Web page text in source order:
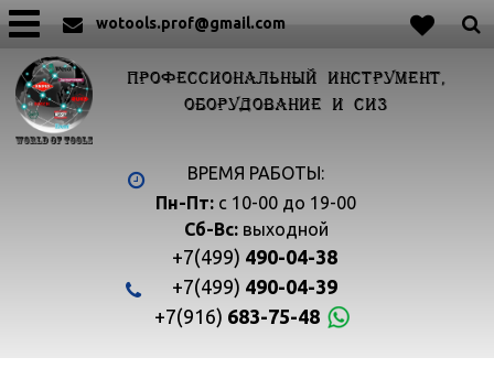
wotools.prof@gmail.com
ПРОФЕССИОНАЛЬНЫЙ ИНСТРУМЕНТ,
ОБОРУДОВАНИЕ И СИЗ
ВРЕМЯ РАБОТЫ:
Пн-Пт: с 10-00 до 19-00
Сб-Вс:выходной
+7(499) 490-04-38
+7(499) 490-04-39
+7(916) 683-75-48